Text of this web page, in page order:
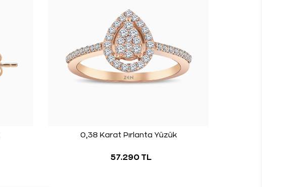
0,38 Karat Pırlanta Yüzük
57.290 TL